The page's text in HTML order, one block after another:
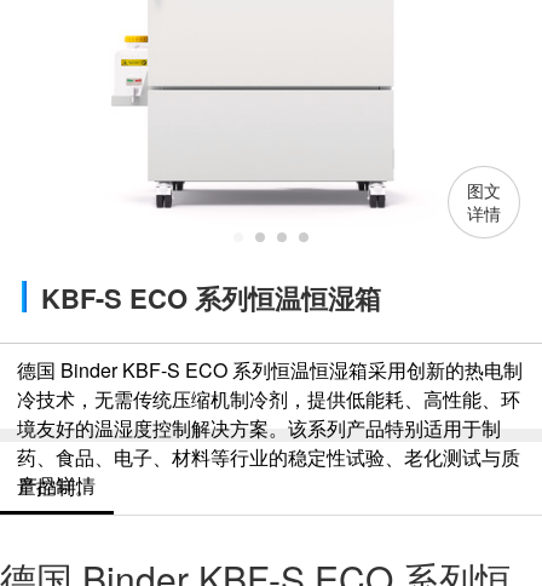
图文
详情
KBF-S ECO 系列恒温恒湿箱
德国 Binder KBF-S ECO 系列恒温恒湿箱采用创新的热电制
冷技术，无需传统压缩机制冷剂，提供低能耗、高性能、环
境友好的温湿度控制解决方案。该系列产品特别适用于制
药、食品、电子、材料等行业的稳定性试验、老化测试与质
量控制。
产品详情